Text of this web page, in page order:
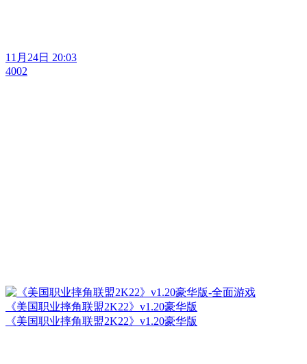
11月24日 20:03
4002
《美国职业摔角联盟2K22》v1.20豪华版
《美国职业摔角联盟2K22》v1.20豪华版